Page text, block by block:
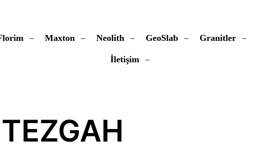
Maxton Neolith GeoSlab Granitler
İletişim